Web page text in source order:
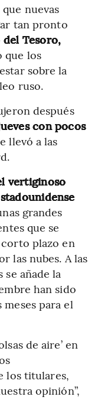
nuevas
tan pronto
Tesoro,
que los
sobre la
ruso.
después
con pocos
llevó a las
vertiginoso
grandes
que se
plazo en
las nubes. A las
añade la
han sido
para el
de aire’ en
los titulares,
opinión”,